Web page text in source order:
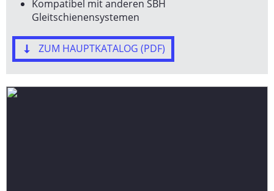
Kompatibel mit anderen SBH
Gleitschienensystemen
ZUM HAUPTKATALOG (PDF)